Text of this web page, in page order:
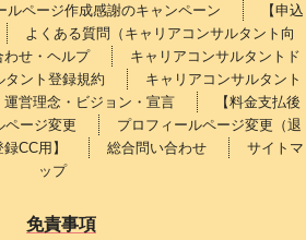
ルページ作成感謝のキャンペーン
【申込
よくある質問（キャリアコンサルタント向
わせ・ヘルプ
キャリアコンサルタントド
タント登録規約
キャリアコンサルタント
運営理念・ビジョン・宣言
【料金支払後
ページ変更
プロフィールページ変更（退
CC用】
総合問い合わせ
サイトマ
ップ
免責事項